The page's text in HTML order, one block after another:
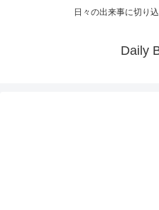
日々の出来事に切り
Daily